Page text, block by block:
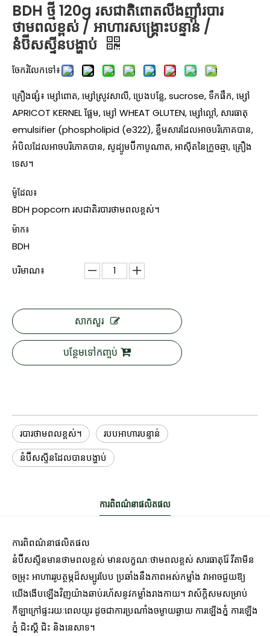
BDH ថ្មី 120g រសជាតិពោតលីងញ៉ាំរបារ
ថាមពលខ្ពស់ / អាហារសង្គ្រោះបន្ទាន់ /
នំប៊ីសស្ទីនបង្ហាប់
ចែករំលែកទៅ៖
គ្រឿងផ្សំ៖ ម្សៅពោត, ម្សៅស្រូវសាលី, ប្រេងបន្លែ, sucrose, ទឹកផឹក, ម្សៅ
APRICOT KERNEL ផ្អែម, ម្សៅ WHEAT GLUTEN, ម្សៅល្ពៅ, សារធាតុ
emulsifier (phospholipid (e322), ខ្លឹមសារដែលអាចបរិភោគបាន,
អំបិលដែលអាចបរិភោគបាន, សូដ្យូមប៊ីកាបូណាត, អាស៊ីតនៃក្រូចឆ្មា, គ្រឿង
ទេស។
ម៉ូដែល៖
BDH popcorn រសជាតិរបារថាមពលខ្ពស់។
ម៉ាក៖
BDH
បរិមាណ៖
សាកសួរ
បន្ថែមទៅកញ្ចប់
របារថាមពលខ្ពស់។
របបអាហារបន្ទាន់
នំប៊ីសស្ទីនដែលបានបង្ហាប់
ការពិពណ៌នាផលិតផល
ការពិពណ៌នាផលិតផល
នំប៊ីសស្ទីនមានថាមពលខ្ពស់ មានលក្ខណៈថាមពលខ្ពស់ សារធាតុរ៉ែ វីតាមីន
ចម្រុះ អាហាររូបត្ថម្ភដ៏សម្បូរបែប ប្រឆាំងនឹងភាពអស់កម្លាំង វាអាចជួយឱ្យ
យើងងើបឡើងវិញយ៉ាងឆាប់រហ័សនូវកម្លាំងរាងកាយ។ វាស័ក្តិសមសម្រាប់
កីឡាក្រៅផ្ទះរយៈពេលយូរ ដូចជាការប្រណាំងចម្ងាយឆ្ងាយ ការឡើងភ្នំ ការឡើង
ភ្នំ ជិះស្គី ជិះ និងនេសាទ។